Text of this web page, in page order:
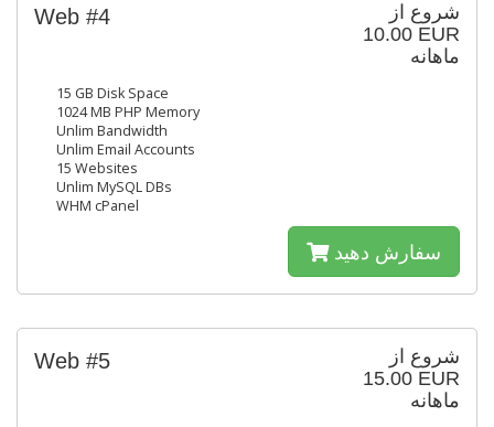
شروع از
10.00 EUR
ماهانه
Web #4
15 GB Disk Space
1024 MB PHP Memory
Unlim Bandwidth
Unlim Email Accounts
15 Websites
Unlim MySQL DBs
WHM cPanel
سفارش دهید
شروع از
15.00 EUR
ماهانه
Web #5